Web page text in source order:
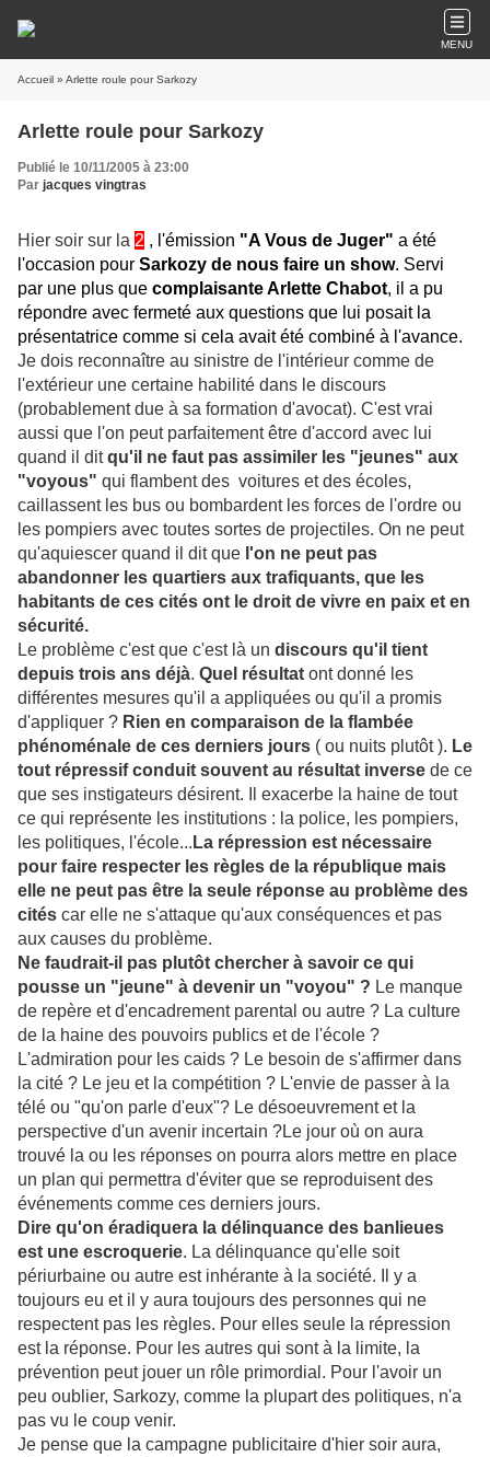
MENU
Accueil » Arlette roule pour Sarkozy
Arlette roule pour Sarkozy
Publié le 10/11/2005 à 23:00
Par jacques vingtras
Hier soir sur la 2 , l'émission "A Vous de Juger" a été
l'occasion pour Sarkozy de nous faire un show. Servi
par une plus que complaisante Arlette Chabot, il a pu
répondre avec fermeté aux questions que lui posait la
présentatrice comme si cela avait été combiné à l'avance.
Je dois reconnaître au sinistre de l'intérieur comme de
l'extérieur une certaine habilité dans le discours
(probablement due à sa formation d'avocat). C'est vrai
aussi que l'on peut parfaitement être d'accord avec lui
quand il ditqu'il ne faut pas assimiler les "jeunes" aux
"voyous" qui flambent des voitures et des écoles,
caillassent les bus ou bombardent les forces de l'ordre ou
les pompiers avec toutes sortes de projectiles. On ne peut
qu'aquiescer quand il dit que l'on ne peut pas
abandonner les quartiers aux trafiquants, que les
habitants de ces cités ont le droit de vivre en paix et en
sécurité.
Le problème c'est que c'est là un discours qu'il tient
depuis trois ans déjà. Quel résultat ont donné les
différentes mesures qu'il a appliquées ou qu'il a promis
d'appliquer ? Rien en comparaison de la flambée
phénoménale de ces derniers jours ( ou nuits plutôt ). Le
tout répressif conduit souvent au résultat inverse de ce
que ses instigateurs désirent. Il exacerbe la haine de tout
ce qui représente les institutions : la police, les pompiers,
les politiques, l'école... La répression est nécessaire
pour faire respecter les règles de la république mais
elle ne peut pas être la seule réponse au problème des
cités car elle ne s'attaque qu'aux conséquences et pas
aux causes du problème.
Ne faudrait-il pas plutôt chercher à savoir ce qui
pousse un "jeune" à devenir un "voyou" ? Le manque
de repère et d'encadrement parental ou autre ? La culture
de la haine des pouvoirs publics et de l'école ?
L'admiration pour les caids ? Le besoin de s'affirmer dans
la cité ? Le jeu et la compétition ? L'envie de passer à la
télé ou "qu'on parle d'eux"? Le désoeuvrement et la
perspective d'un avenir incertain ?Le jour où on aura
trouvé la ou les réponses on pourra alors mettre en place
un plan qui permettra d'éviter que se reproduisent des
événements comme ces derniers jours.
Dire qu'on éradiquera la délinquance des banlieues
est une escroquerie. La délinquance qu'elle soit
périurbaine ou autre est inhérante à la société. Il y a
toujours eu et il y aura toujours des personnes qui ne
respectent pas les règles. Pour elles seule la répression
est la réponse. Pour les autres qui sont à la limite, la
prévention peut jouer un rôle primordial. Pour l'avoir un
peu oublier, Sarkozy, comme la plupart des politiques, n'a
pas vu le coup venir.
Je pense que la campagne publicitaire d'hier soir aura,